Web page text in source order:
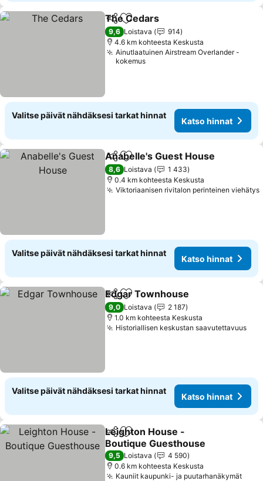
Jaa Lisää suosikkeihin
The Cedars
9,6 Loistava
914
4.6 km kohteesta Keskusta
Ainutlaatuinen Airstream Overlander -
kokemus
Valitse päivät nähdäksesi tarkat hinnat
Katso hinnat
Jaa Lisää suosikkeihin
Anabelle's Guest House
8,6 Loistava
1 433
0.4 km kohteesta Keskusta
Viktoriaanisen rivitalon perinteinen viehätys
Valitse päivät nähdäksesi tarkat hinnat
Katso hinnat
Jaa Lisää suosikkeihin
Edgar Townhouse
9,0 Loistava
2 187
1.0 km kohteesta Keskusta
Historiallisen keskustan saavutettavuus
Valitse päivät nähdäksesi tarkat hinnat
Katso hinnat
Jaa Lisää suosikkeihin
Leighton House -
Boutique Guesthouse
9,5 Loistava
4 590
0.6 km kohteesta Keskusta
Kauniit kaupunki- ja puutarhanäkymät